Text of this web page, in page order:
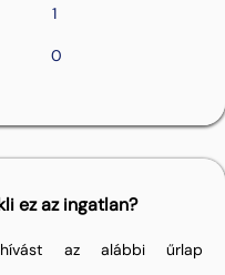
1
0
ez az ingatlan?
az alábbi űrlap